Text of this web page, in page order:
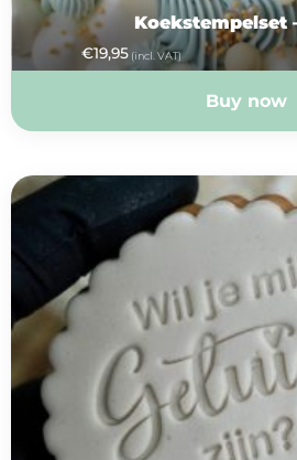
Koekstempelset
€19,95(incl. VAT)
Buy now